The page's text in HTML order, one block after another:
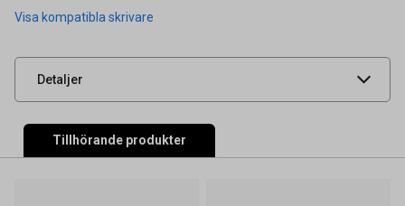
Visa kompatibla skrivare
Detaljer
Leverantörens
UNSPSC 44103105
Tillhörande produkter